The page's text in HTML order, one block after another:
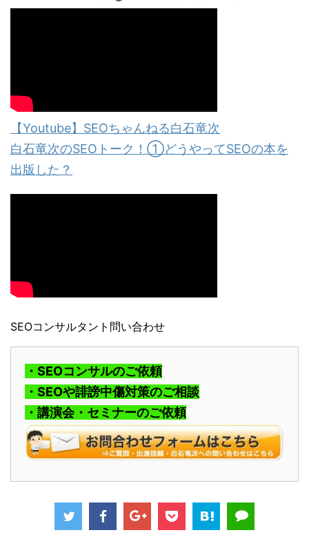
【Youtube】SEOちゃんねる白石竜次
白石竜次のSEOトーク！①どうやってSEOの本を
出版した？
SEOコンサルタント問い合わせ
・SEOコンサルのご依頼
・SEOや誹謗中傷対策のご相談
・講演会・セミナーのご依頼